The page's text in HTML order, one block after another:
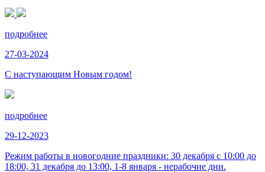
подробнее
27-03-2024
С наступающим Новым годом!
подробнее
29-12-2023
Режим работы в новогодние праздники: 30 декабря с 10:00 до
18:00, 31 декабря до 13:00, 1-8 января - нерабочие дни.